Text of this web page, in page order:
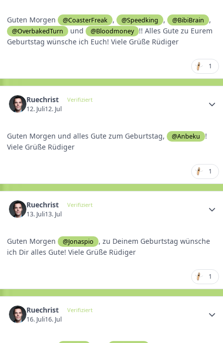
Guten Morgen @CoasterFreak , @Speedking , @BibiBrain ,
@OverbakedTurn und @Bloodmoney
!! Alles Gute zu Eurem
Geburtstag wünsche ich Euch! Viele Grüße Rüdiger
1
Ruechrist Verifiziert
12. Juli12. Jul
Guten Morgen und alles Gute zum Geburtstag, @Anbeku
!
Viele Grüße Rüdiger
1
Ruechrist Verifiziert
13. Juli13. Jul
Guten Morgen @Jonaspio
, zu Deinem Geburtstag wünsche
ich Dir alles Gute! Viele Grüße Rüdiger
1
Ruechrist Verifiziert
16. Juli16. Jul